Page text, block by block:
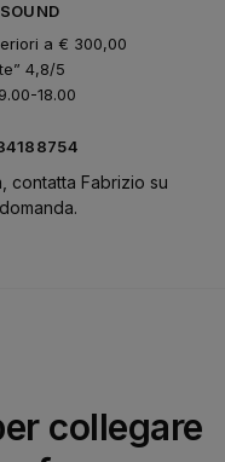
a € 300,00
4,8/5
18.00
contatta Fabrizio su
collegare